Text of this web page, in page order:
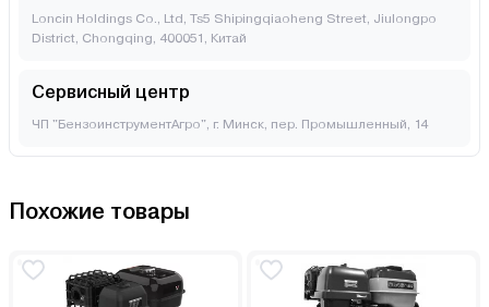
Loncin Holdings Co., Ltd, Ts5 Shipingqiaoheng Street, Jiulongpo
District, Chongqing, 400051, Китай
Сервисный центр
ЧП "БензоинструментАгро", г. Минск, пер. Промышленный, 14
Похожие товары